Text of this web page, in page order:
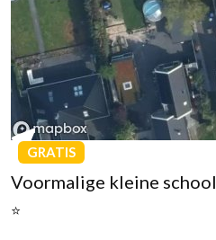
GRATIS
Voormalige kleine school
⭐